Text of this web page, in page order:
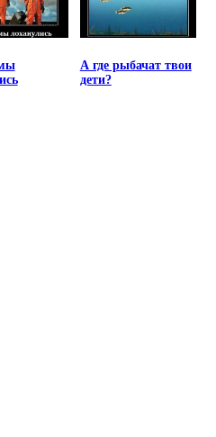
А где рыбачат твои
дети?